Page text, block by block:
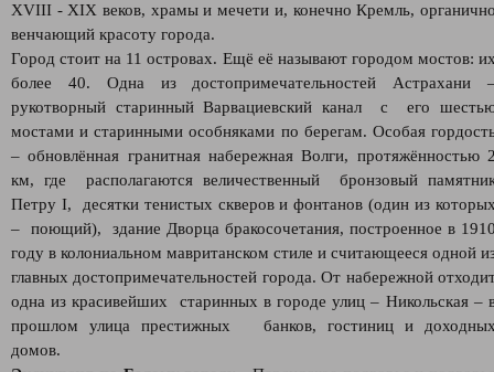
XVIII - XIX веков, храмы и мечети и, конечно Кремль,
венчающий красоту города.
Город стоит на 11 островах. Ещё её называют городом мостов:
более 40. Одна из достопримечательностей Астрахани
рукотворный старинный Варвациевский канал с его
мостами и старинными особняками по берегам. Особая
– обновлённая гранитная набережная Волги, протяжённостью
км, где располагаются величественный бронзовый
Петру I, десятки тенистых скверов и фонтанов (один из
– поющий), здание Дворца бракосочетания, построенное в
году в колониальном мавританском стиле и считающееся одной
главных достопримечательностей города. От набережной
одна из красивейших старинных в городе улиц – Никольская –
прошлом улица престижных банков, гостиниц и
домов.